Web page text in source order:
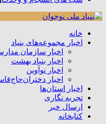
خانه
اخبار مجموعه‌های بنیاد
اخبار سازمان
اخبار بنیاد بهشت
اخبار نوآوین
اخبار
اخبار استان‌ها
تجربه نگاری
ارسال خبر
کتابخانه